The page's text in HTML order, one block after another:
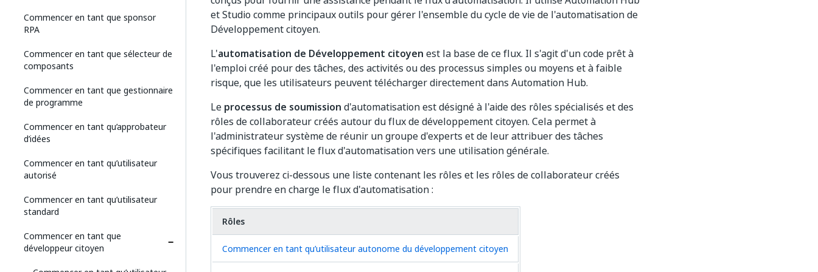
Commencer en tant que sponsor
RPA
Commencer en tant que sélecteur de
composants
Commencer en tant que gestionnaire
de programme
Commencer en tant qu’approbateur
d’idées
Commencer en tant qu’utilisateur
autorisé
Commencer en tant qu’utilisateur
standard
Commencer en tant que
développeur citoyen
et Studio comme principaux outils pour gérer l'ensemble du cycle de vie de l'automatisation de
Développement citoyen.
L'automatisation de Développement citoyen est la base de ce flux. Il s'agit d'un code prêt à
l'emploi créé pour des tâches, des activités ou des processus simples ou moyens et à faible
risque, que les utilisateurs peuvent télécharger directement dans Automation Hub.
Le processus de soumission d'automatisation est désigné à l'aide des rôles spécialisés et des
rôles de collaborateur créés autour du flux de développement citoyen. Cela permet à
l'administrateur système de réunir un groupe d'experts et de leur attribuer des tâches
spécifiques facilitant le flux d'automatisation vers une utilisation générale.
Vous trouverez ci-dessous une liste contenant les rôles et les rôles de collaborateur créés
pour prendre en charge le flux d'automatisation :
Rôles
Commencer en tant qu’utilisateur autonome du développement citoyen